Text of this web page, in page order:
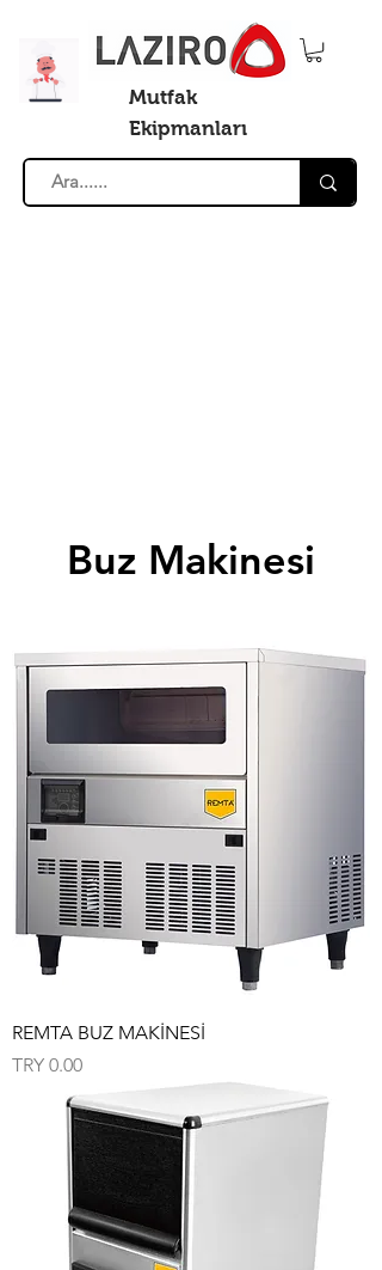
Mutfak
Ekipmanları
Buz Makinesi
REMTA BUZ MAKİNESİ
Price
TRY 0.00